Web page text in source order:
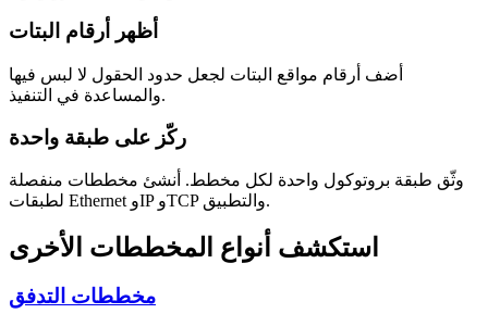
أظهر أرقام البتات
أضف أرقام مواقع البتات لجعل حدود الحقول لا لبس فيها
والمساعدة في التنفيذ.
ركّز على طبقة واحدة
وثّق طبقة بروتوكول واحدة لكل مخطط. أنشئ مخططات منفصلة
لطبقات Ethernet وIP وTCP والتطبيق.
استكشف أنواع المخططات الأخرى
مخططات التدفق